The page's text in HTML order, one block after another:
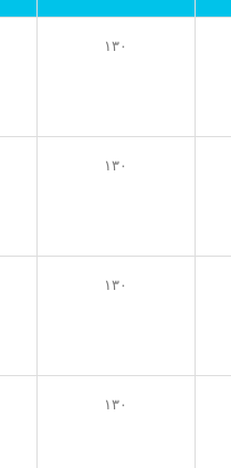
۱۳۰
۱۳۰
۱۳۰
۱۳۰